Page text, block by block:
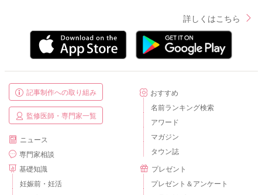
詳しくはこちら
記事制作への取り組み
監修医師・専門家一覧
ニュース
専門家相談
基礎知識
妊娠前・妊活
おすすめ
名前ランキング検索
アワード
マガジン
タウン誌
プレゼント
プレゼント＆アンケート